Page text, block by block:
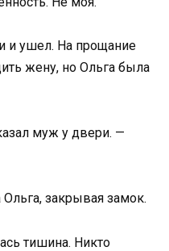
и ушел. На прощание
жену, но Ольга была
муж у двери. —
закрывая замок.
тишина. Никто